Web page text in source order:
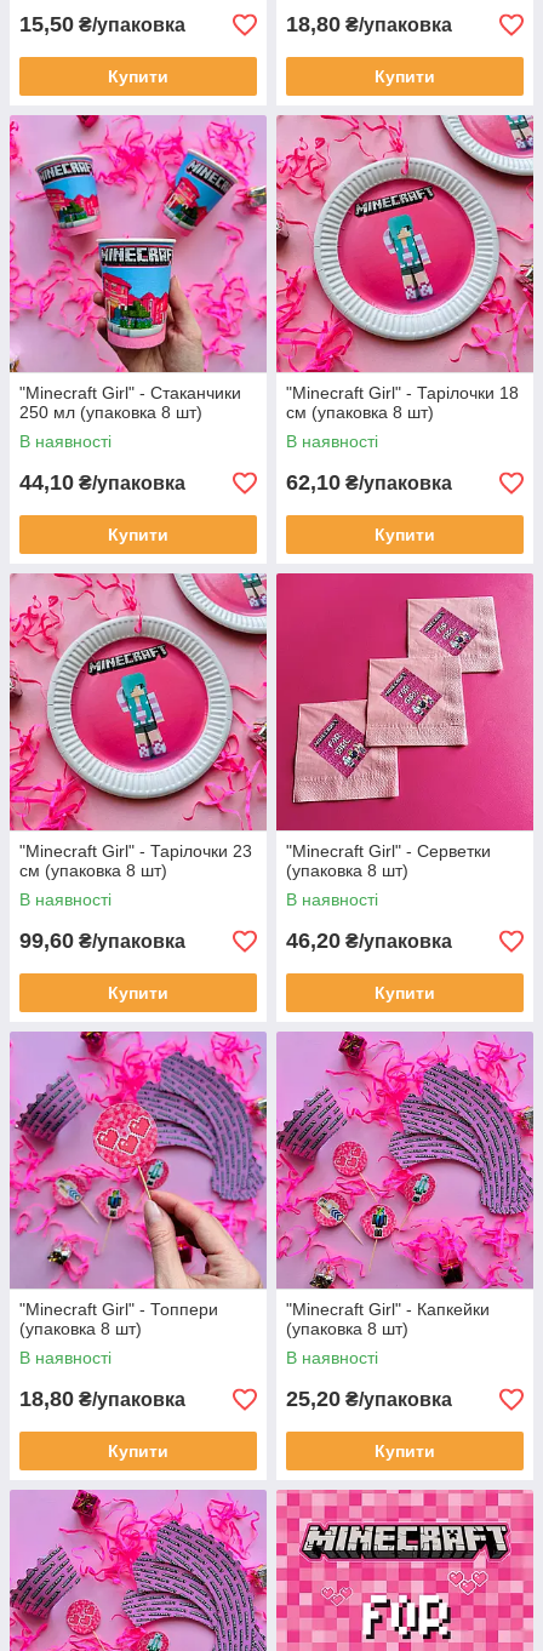
15,50 ₴/упаковка
Купити
18,80 ₴/упаковка
Купити
"Minecraft Girl" - Стаканчики
250 мл (упаковка 8 шт)
В наявності
44,10 ₴/упаковка
Купити
"Minecraft Girl" - Тарілочки 18
см (упаковка 8 шт)
В наявності
62,10 ₴/упаковка
Купити
"Minecraft Girl" - Тарілочки 23
см (упаковка 8 шт)
В наявності
99,60 ₴/упаковка
Купити
"Minecraft Girl" - Серветки
(упаковка 8 шт)
В наявності
46,20 ₴/упаковка
Купити
"Minecraft Girl" - Топпери
(упаковка 8 шт)
В наявності
18,80 ₴/упаковка
Купити
"Minecraft Girl" - Капкейки
(упаковка 8 шт)
В наявності
25,20 ₴/упаковка
Купити